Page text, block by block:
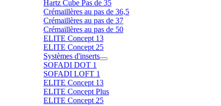
Hartz Cube Pas de 35
Crémaillères au pas de 36,5
Crémaillères au pas de 37
Crémaillères au pas de 50
ELITE Concept 13
ELITE Concept 25
Systèmes d'inserts
SOFADI DOT 1
SOFADI LOFT 1
ELITE Concept 13
ELITE Concept Plus
ELITE Concept 25